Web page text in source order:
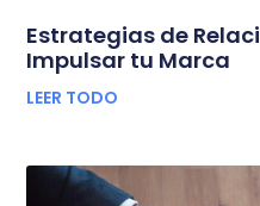
Estrategias de
Impulsar tu Marca
LEER TODO